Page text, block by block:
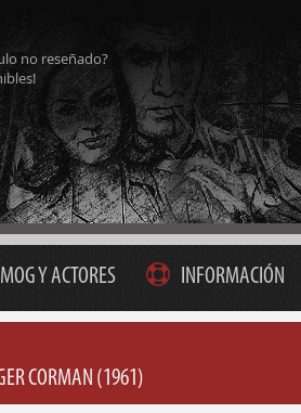
no reseñado?
Y ACTORES INFORMACIÓN
CORMAN (1961)